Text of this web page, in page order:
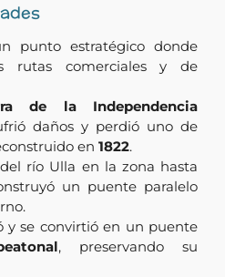
punto estratégico donde
rutas comerciales y de
de la Independencia
daños y perdió uno de
en 1822.
río Ulla en la zona hasta
un puente paralelo
y se convirtió en un puente
, preservando su